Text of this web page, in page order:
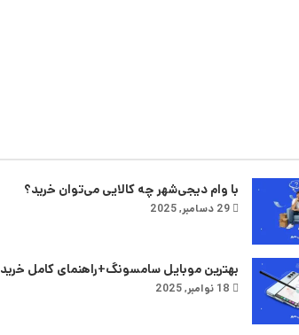
با وام دیجی‌شهر چه کالایی می‌توان خرید؟‌
29 دسامبر, 2025
بهترین موبایل سامسونگ+راهنمای کامل خرید
18 نوامبر, 2025